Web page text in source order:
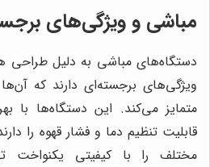
مباشی و ویژگی‌های
دستگاه‌های مباشی به دلیل طراحی
ویژگی‌های برجسته‌ای دارند که آن‌ها
متمایز می‌کند. این دستگاه‌ها با
قابلیت تنظیم دما و فشار قهوه را
مختلف را با کیفیتی یکنواخت